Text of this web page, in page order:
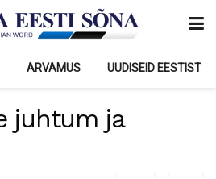
ARVAMUS UUDISEID EESTIST
juhtum ja